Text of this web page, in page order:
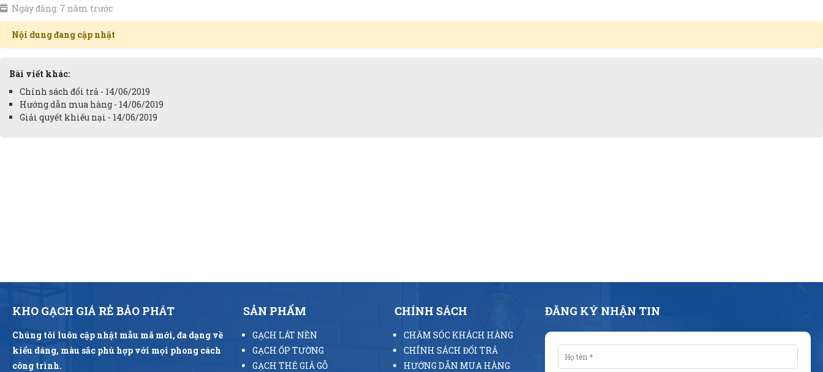
Ngày đăng: 7 năm trước
Nội dung đang cập nhật
Bài viết khác:
Chính sách đổi trả - 14/06/2019
Hướng dẫn mua hàng - 14/06/2019
Giải quyết khiếu nại - 14/06/2019
KHO GẠCH GIÁ RẺ BẢO PHÁT
Chúng tôi luôn cập nhật mẫu mã mới, đa dạng về
kiểu dáng, màu sắc phù hợp với mọi phong cách
công trình.
SẢN PHẨM
GẠCH LÁT NỀN
GẠCH ỐP TƯỜNG
GẠCH THẺ GIẢ GỖ
CHÍNH SÁCH
CHĂM SÓC KHÁCH HÀNG
CHÍNH SÁCH ĐỔI TRẢ
HƯỚNG DẪN MUA HÀNG
ĐĂNG KÝ NHẬN TIN